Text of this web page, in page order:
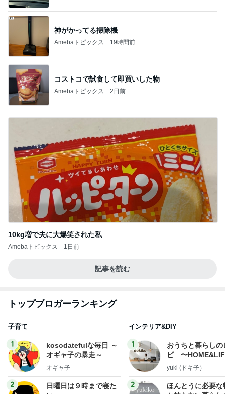
神がかってる掃除機
Amebaトピックス 19時間前
コストコで試食して即買いした物
Amebaトピックス 2日前
10kg増で夫に大爆笑された私
Amebaトピックス 1日前
記事を読む
トップブロガーランキング
子育て
1
kosodatefulな毎日 ～
オギャ子の暴走～
オギャ子
2
日曜日は９時まで寝た
インテリア&DIY
1
おうちと暮らしの
ピ 〜
yuki (ドキ子）
2
ほんとうに必要な